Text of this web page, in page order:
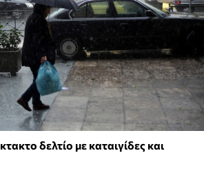
δελτίο με καταιγίδες και